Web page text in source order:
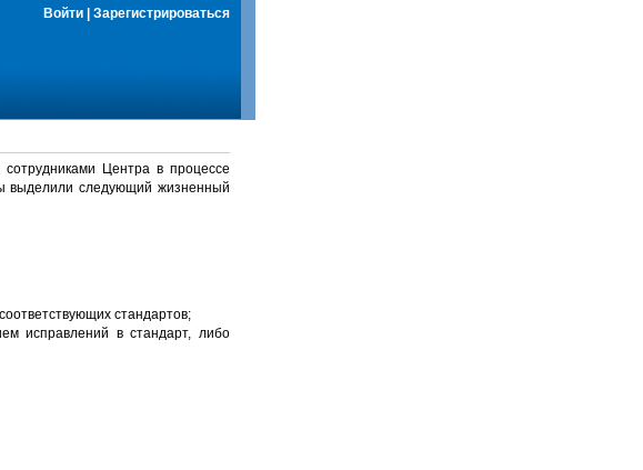
Войти Зарегистрироваться
Центра в процессе
выделили следующий жизненный
стандартов;
исправлений в стандарт, либо